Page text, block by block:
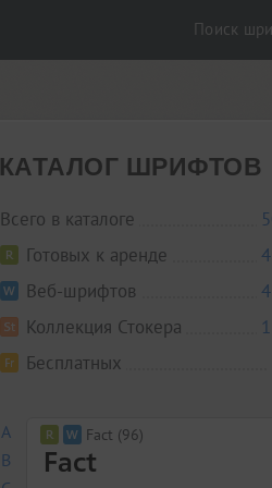
Поиск
КАТАЛОГ ШРИФТОВ
Всего в каталоге
Готовых к аренде
Веб-шрифтов
Коллекция Стокера
Бесплатных
A
B
Fact (96)